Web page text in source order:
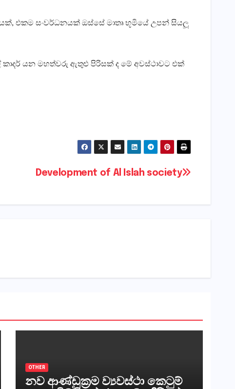
එකම සංවර්ධනයක් ඔස්සේ මාතෘ භූමියේ උපන් සියලූ
යන මහත්වරු ඇතුළු පිරිසක් ද මේ අවස්ථාවට එක්
Development of Al Islah society
OTHER
නව ආණ්ඩුක්‍රම ව්‍යවස්ථා කෙටුම්